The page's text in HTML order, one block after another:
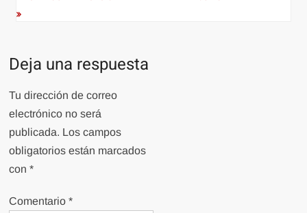
Deja una respuesta
Tu dirección de correo
electrónico no será
publicada. Los campos
obligatorios están marcados
con*
Comentario*